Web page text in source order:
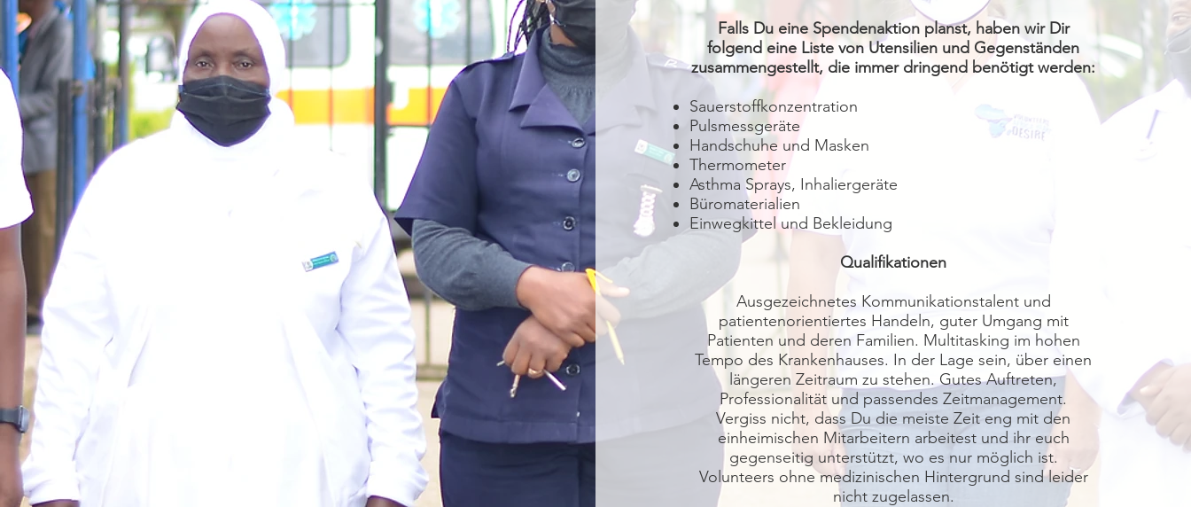
Falls Du eine Spendenaktion planst, haben wir Dir
folgend eine Liste von Utensilien und Gegenständen
zusammengestellt, die immer dringend benötigt werden:
Sauerstoffkonzentration
Pulsmessgeräte
Handschuhe und Masken
Thermometer
Asthma Sprays, Inhaliergeräte
Büromaterialien
Einwegkittel und Bekleidung
Qualifikationen
Ausgezeichnetes Kommunikationstalent und
patientenorientiertes Handeln, guter Umgang mit
Patienten und deren Familien. Multitasking im hohen
Tempo des Krankenhauses. In der Lage sein, über einen
längeren Zeitraum zu stehen. Gutes Auftreten,
Professionalität und passendes Zeitmanagement.
Vergiss nicht, dass Du die meiste Zeit eng mit den
einheimischen Mitarbeitern arbeitest und ihr euch
gegenseitig unterstützt, wo es nur möglich ist.
Volunteers ohne medizinischen Hintergrund sind leider
nicht zugelassen.